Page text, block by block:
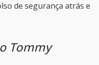
de segurança atrás e
Tommy